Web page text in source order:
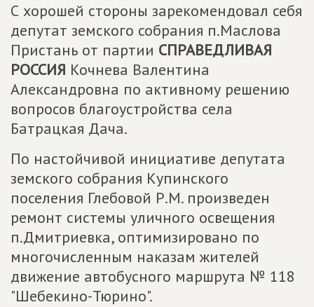
С хорошей стороны зарекомендовал себя
депутат земского собрания п.Маслова
Пристань от партии СПРАВЕДЛИВАЯ
РОССИЯ Кочнева Валентина
Александровна по активному решению
вопросов благоустройства села
Батрацкая Дача.
По настойчивой инициативе депутата
земского собрания Купинского
поселения Глебовой Р.М. произведен
ремонт системы уличного освещения
п.Дмитриевка, оптимизировано по
многочисленным наказам жителей
движение автобусного маршрута № 118
"Шебекино-Тюрино".